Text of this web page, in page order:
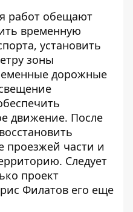
работ обещают
временную
установить
зоны
дорожные
движение. После
проезжей части и
Следует
проект
Филатов его еще